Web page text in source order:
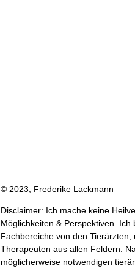
© 2023, Frederike Lackmann
Disclaimer: Ich mache keine
Möglichkeiten & Perspektiven.
Fachbereiche von den
Therapeuten aus allen Feldern.
möglicherweise notwendigen